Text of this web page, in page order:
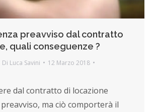
preavviso dal contratto
quali conseguenze ?
Di Luca Savini
12 Marzo 2018
dal contratto di locazione
ma ciò comporterà il